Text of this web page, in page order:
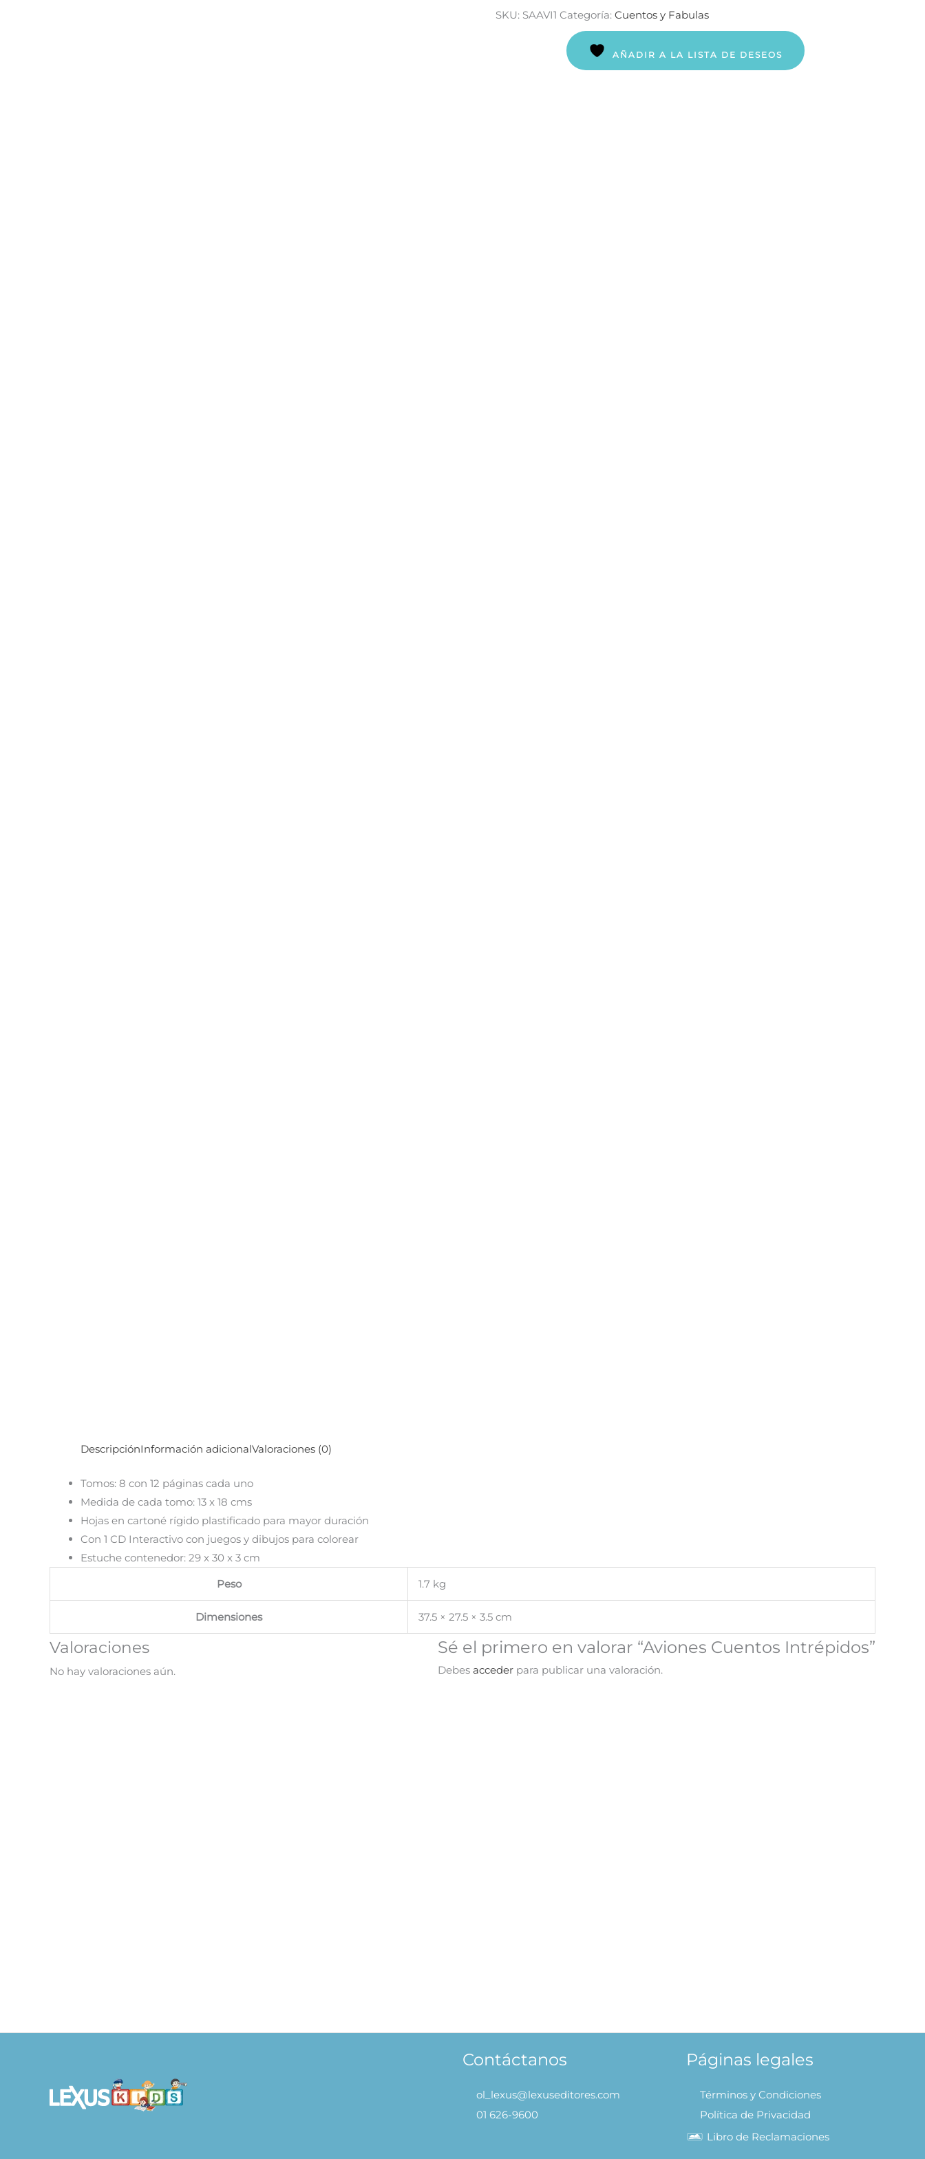
SKU: SAAVI1 Categoría: Cuentos y Fabulas
AÑADIR A LA LISTA DE DESEOS
DescripciónInformación adicionalValoraciones (0)
Tomos: 8 con 12 páginas cada uno
Medida de cada tomo: 13 x 18 cms
Hojas en cartoné rígido plastificado para mayor duración
Con 1 CD Interactivo con juegos y dibujos para colorear
Estuche contenedor: 29 x 30 x 3 cm
Peso
1.7 kg
Dimensiones 37.5 × 27.5 × 3.5 cm
Valoraciones
No hay valoraciones aún.
Sé el primero en valorar “Aviones Cuentos Intrépidos”
Debes acceder para publicar una valoración.
Contáctanos
ol_lexus@lexuseditores.com
01 626-9600
Páginas legales
Términos y Condiciones
Política de Privacidad
Libro de Reclamaciones